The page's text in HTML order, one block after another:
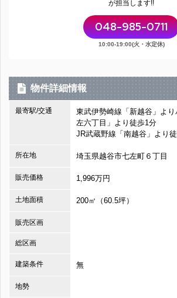
が担当します!!
048-985-0711
10:00-19:00(火・水定休)
物件詳細情報
最寄駅/交通
東武伊勢崎線「新越谷」よ
左六丁目」より徒歩1分
JR武蔵野線「南越谷」より
所在地 埼玉県越谷市七左町６丁目
販売価格 1,996万円
土地面積 200㎡（60.5坪）
販売区画
総区画
建築条件 無
地勢